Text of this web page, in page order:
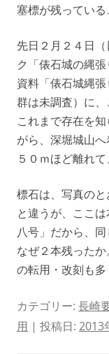
塞標が残っている
先日２月２４日
ク「俵石城の縄
資料「俵石城縄
群は未調査）に、
これまで存在を
がら、深堀城山
５０ｍほど離れ
標石は、写真のと
と違うが、ここ
八号」だから、同
なぜ２本残った
の転用・改刻も多
カテゴリー: 長崎
用 | 投稿日: 2013